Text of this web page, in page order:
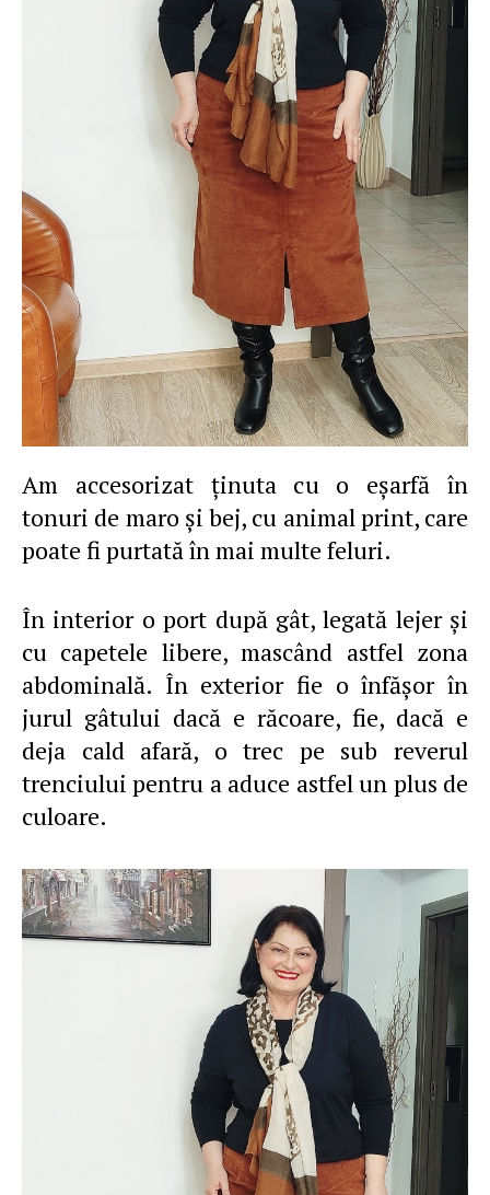
Am accesorizat ţinuta cu o eşarfă în
tonuri de maro şi bej, cu animal print, care
poate fi purtată în mai multe feluri.
În interior o port după gât, legată lejer şi
cu capetele libere, mascând astfel zona
abdominală. În exterior fie o înfăşor în
jurul gâtului dacă e răcoare, fie, dacă e
deja cald afară, o trec pe sub reverul
trenciului pentru a aduce astfel un plus de
culoare.